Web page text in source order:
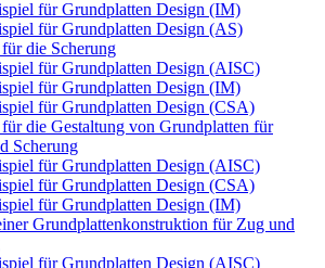
für Grundplatten Design (IM)
für Grundplatten Design (AS)
die Scherung
für Grundplatten Design (AISC)
für Grundplatten Design (IM)
für Grundplatten Design (CSA)
die Gestaltung von Grundplatten für
Scherung
für Grundplatten Design (AISC)
für Grundplatten Design (CSA)
für Grundplatten Design (IM)
Grundplattenkonstruktion für Zug und
für Grundplatten Design (AISC)